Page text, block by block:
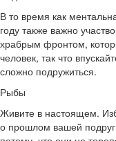
В то время как
году также важно
храбрым фронтом,
человек, так что
сложно подружиться.
Рыбы
Живите в настоящем.
о прошлом вашей